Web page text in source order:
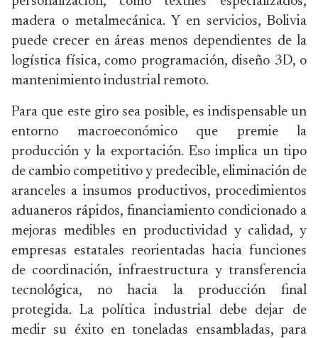
madera o metalmecánica. Y en servicios, Bolivia
puede crecer en áreas menos dependientes de la
logística física, como programación, diseño 3D, o
mantenimiento industrial remoto.
Para que este giro sea posible, es indispensable un
entorno macroeconómico que premie la
producción y la exportación. Eso implica un tipo
de cambio competitivo y predecible, eliminación de
aranceles a insumos productivos, procedimientos
aduaneros rápidos, financiamiento condicionado a
mejoras medibles en productividad y calidad, y
empresas estatales reorientadas hacia funciones
de coordinación, infraestructura y transferencia
tecnológica, no hacia la producción final
protegida. La política industrial debe dejar de
medir su éxito en toneladas ensambladas, para